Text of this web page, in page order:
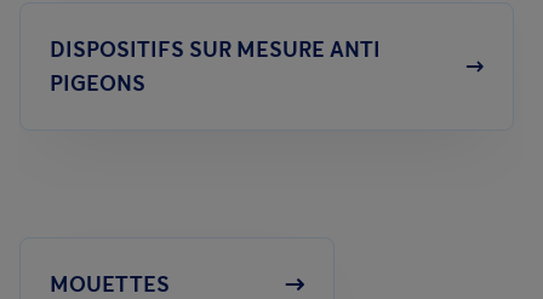
DISPOSITIFS SUR MESURE ANTI
PIGEONS
MOUETTES